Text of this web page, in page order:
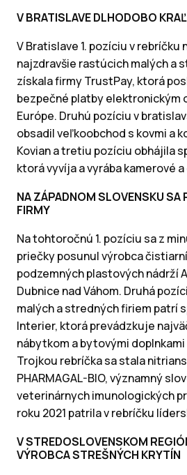
V BRATISLAVE DLHODOBO
V Bratislave 1. pozíciu v rebríčku
najzdravšie rastúcich malých a
získala firmy TrustPay, ktorá
bezpečné platby elektronickým
Európe. Druhú pozíciu v
obsadil veľkoobchod s kovmi a
Kovian a tretiu pozíciu obhájila
ktorá vyvíja a vyrába kamerové
NA ZÁPADNOM SLOVENSKU SA
FIRMY
Na tohtoročnú 1. pozíciu sa z
priečky posunul výrobca
podzemných plastových nádrží
Dubnice nad Váhom. Druhá
malých a stredných firiem patrí
Interier, ktorá prevádzkuje
nábytkom a bytovými doplnkami
Trojkou rebríčka sa stala
PHARMAGAL-BIO, významný
veterinárnych imunologických
roku 2021 patrila v rebríčku
V STREDOSLOVENSKOM
VÝROBCA STREŠNÝCH KRYTÍN